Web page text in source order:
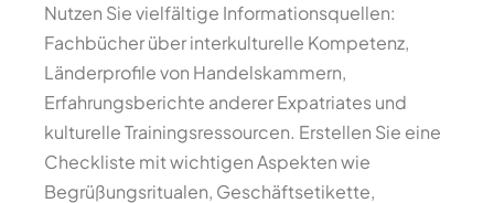
Nutzen Sie vielfältige Informationsquellen:
Fachbücher über interkulturelle Kompetenz,
Länderprofile von Handelskammern,
Erfahrungsberichte anderer Expatriates und
kulturelle Trainingsressourcen. Erstellen Sie eine
Checkliste mit wichtigen Aspekten wie
Begrüßungsritualen, Geschäftsetikette,